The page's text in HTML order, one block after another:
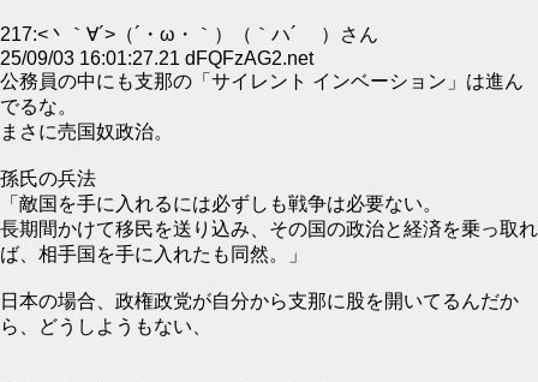
217:<丶｀∀´>（´・ω・｀）（｀ハ´ ）さん
25/09/03 16:01:27.21 dFQFzAG2.net
公務員の中にも支那の「サイレント インベーション」は進ん
でるな。
まさに売国奴政治。
孫氏の兵法
「敵国を手に入れるには必ずしも戦争は必要ない。
長期間かけて移民を送り込み、その国の政治と経済を乗っ取れ
ば、相手国を手に入れたも同然。」
日本の場合、政権政党が自分から支那に股を開いてるんだか
ら、どうしようもない、